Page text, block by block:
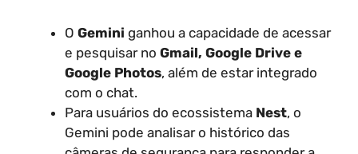
O Gemini ganhou a capacidade de acessar
e pesquisar no Gmail, Google Drive e
Google Photos, além de estar integrado
com o chat.
Para usuários do ecossistema Nest, o
Gemini pode analisar o histórico das